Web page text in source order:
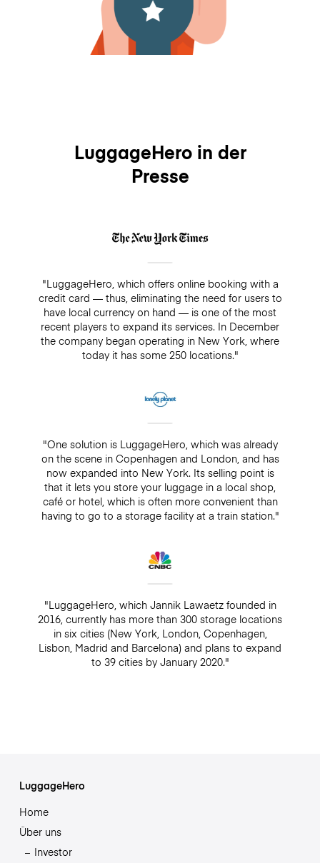
LuggageHero in der
Presse
"LuggageHero, which offers online booking with a
credit card — thus, eliminating the need for users to
have local currency on hand — is one of the most
recent players to expand its services. In December
the company began operating in New York, where
today it has some 250 locations."
"One solution is LuggageHero, which was already
on the scene in Copenhagen and London, and has
now expanded into New York. Its selling point is
that it lets you store your luggage in a local shop,
café or hotel, which is often more convenient than
having to go to a storage facility at a train station."
"LuggageHero, which Jannik Lawaetz founded in
2016, currently has more than 300 storage locations
in six cities (New York, London, Copenhagen,
Lisbon, Madrid and Barcelona) and plans to expand
to 39 cities by January 2020."
LuggageHero
Home
Über uns
Investor